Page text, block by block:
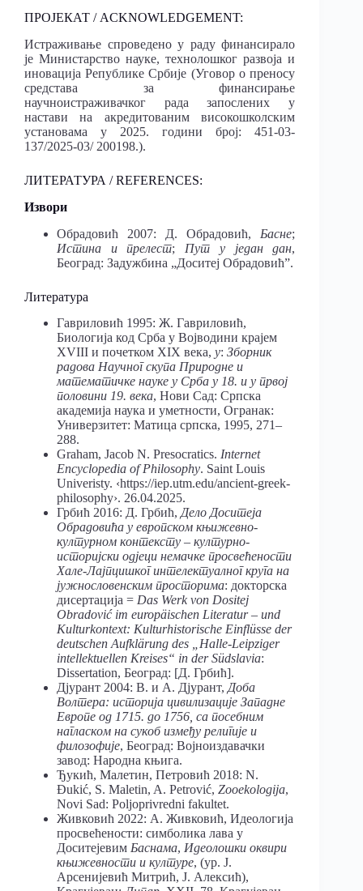
ПРОЈЕКАТ / ACKNOWLEDGEMENT:
Истраживање спроведено у раду финансирало
је Министарство науке, технолошког развоја и
иновација Републике Србије (Уговор о преносу
средстава за финансирање
научноистраживачког рада запослених у
настави на акредитованим високошколским
установама у 2025. години број: 451-03-
137/2025-03/ 200198.).
ЛИТЕРАТУРА / REFERENCES:
Извори
Обрадовић 2007: Д. Обрадовић, Басне;
Истина и прелест; Пут у један дан,
Београд: Задужбина „Доситеј Обрадовић”.
Литература
Гавриловић 1995: Ж. Гавриловић,
Биологија код Срба у Војводини крајем
XVIII и почетком XIX века, у: Зборник
радова Научног скупа Природне и
математичке науке у Срба у 18. и у првој
половини 19. века, Нови Сад: Српска
академија наука и уметности, Огранак:
Универзитет: Матица српска, 1995, 271–
288.
Graham, Jacob N. Presocratics. Internet
Encyclopedia of Philosophy. Saint Louis
Univeristy. ‹https://iep.utm.edu/ancient-greek-
philosophy›. 26.04.2025.
Грбић 2016: Д. Грбић, Дело Доситеја
Обрадовића у европском књижевно-
културном контексту – културно-
историјски одјеци немачке просвећености
Хале-Лајпцишког интелектуалног круга на
јужнословенским просторима: докторска
дисертација = Das Werk von Dositej
Obradović im europäischen Literatur – und
Kulturkontext: Kulturhistorische Einflüsse der
deutschen Aufklärung des „Halle-Leipziger
intellektuellen Kreises“ in der Südslavia:
Dissertation, Београд: [Д. Грбић].
Дјурант 2004: В. и А. Дјурант, Доба
Волтера: историја цивилизације Западне
Европе од 1715. до 1756, са посебним
нагласком на сукоб између религије и
филозофије, Београд: Војноиздавачки
завод: Народна књига.
Ђукић, Малетин, Петровић 2018: N.
Đukić, S. Maletin, A. Petrović, Zooekologija,
Novi Sad: Poljoprivredni fakultet.
Живковић 2022: А. Живковић, Идеологија
просвећености: симболика лава у
Доситејевим Баснама, Идеолошки оквири
књижевности и културе, (ур. Ј.
Арсенијевић Митрић, Ј. Алексић),